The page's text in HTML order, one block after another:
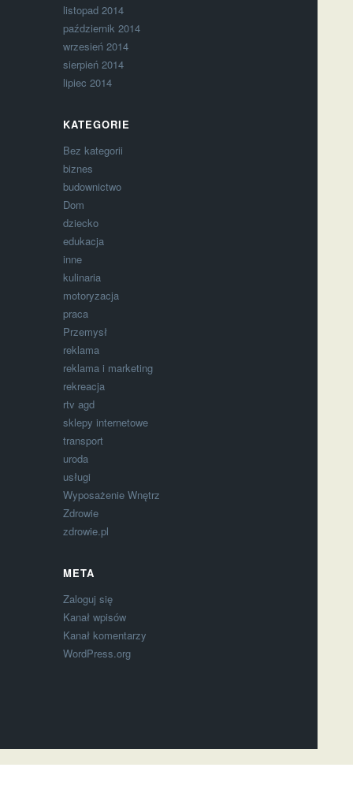
listopad 2014
październik 2014
wrzesień 2014
sierpień 2014
lipiec 2014
KATEGORIE
Bez kategorii
biznes
budownictwo
Dom
dziecko
edukacja
inne
kulinaria
motoryzacja
praca
Przemysł
reklama
reklama i marketing
rekreacja
rtv agd
sklepy internetowe
transport
uroda
usługi
Wyposażenie Wnętrz
Zdrowie
zdrowie.pl
META
Zaloguj się
Kanał wpisów
Kanał komentarzy
WordPress.org